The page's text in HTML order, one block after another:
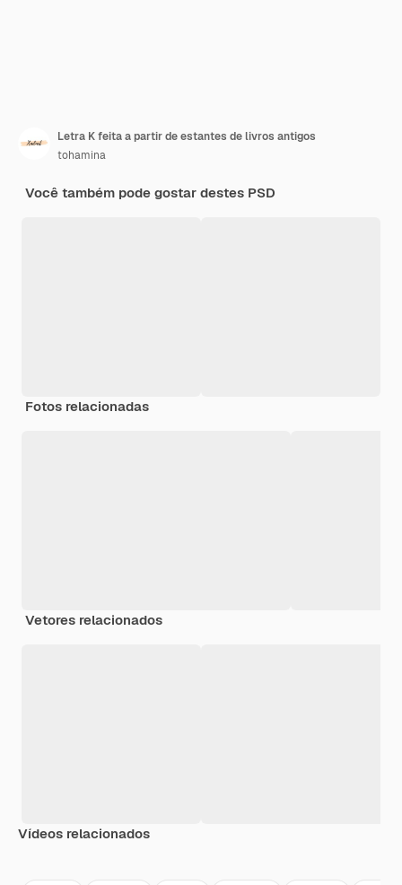
Letra K feita a partir de estantes de livros antigos
tohamina
Você também pode gostar destes PSD
Fotos relacionadas
Vetores relacionados
Vídeos relacionados